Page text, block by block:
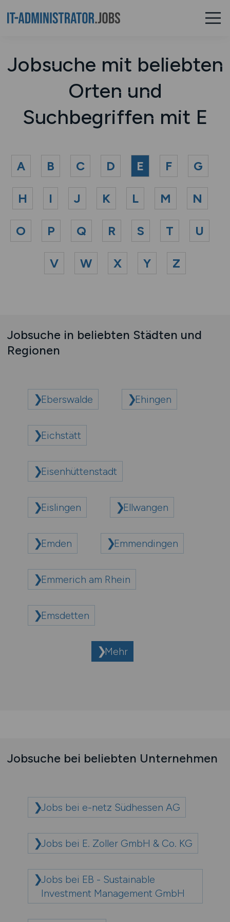
Jobsuche mit beliebten
Orten und
Suchbegriffen mit E
A B C D E F G
H I J K L M N
O P Q R S T U
V W X Y Z
Jobsuche in beliebten Städten und
Regionen
Eberswalde Ehingen
Eichstätt
Eisenhüttenstadt
Eislingen Ellwangen
Emden Emmendingen
Emmerich am Rhein
Emsdetten
Mehr
Jobsuche bei beliebten Unternehmen
Jobs bei e-netz Südhessen AG
Jobs bei E. Zoller GmbH & Co. KG
Jobs bei EB - Sustainable
Investment Management GmbH